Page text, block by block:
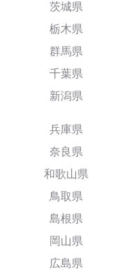
茨城県
栃木県
群馬県
千葉県
新潟県
兵庫県
奈良県
和歌山県
鳥取県
島根県
岡山県
広島県